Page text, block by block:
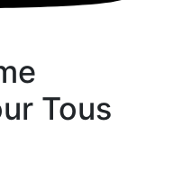
Tous